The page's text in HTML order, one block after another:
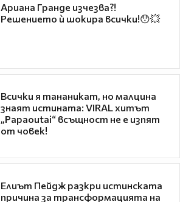
Ариана Гранде изчезва?!
Решението ѝ шокира всички!😯💥
Всички я тананикат, но малцина
знаят истината: VIRAL хитът
„Papaoutai“ всъщност не е изпят
от човек!
Елиът Пейдж разкри истинската
причина за трансформацията на